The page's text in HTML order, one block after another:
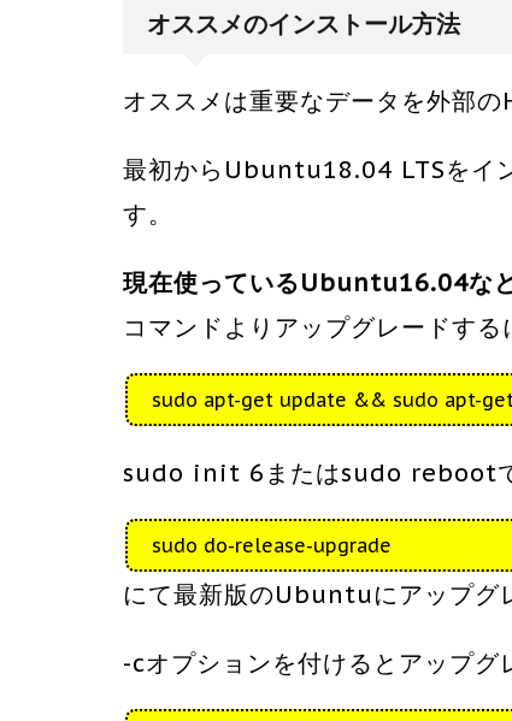
オススメのインストール方法
オススメは重要なデータを外部
最初からUbuntu18.04 LTSをイ
す。
現在使っているUbuntu16.04な
コマンドよりアップグレードする
sudo apt-get update && sudo apt-
sudo init 6またはsudo reboot
sudo do-release-upgrade
にて最新版のUbuntuにアップグ
-cオプションを付けるとアップグ